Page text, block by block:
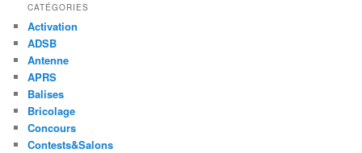
CATÉGORIES
Activation
ADSB
Antenne
APRS
Balises
Bricolage
Concours
Contests&Salons